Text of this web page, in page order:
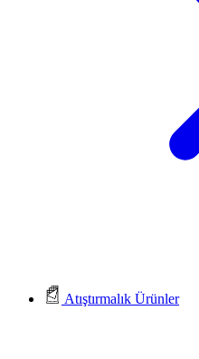
Atıştırmalık Ürünler